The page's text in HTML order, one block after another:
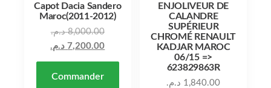
Capot Dacia Sandero
Maroc(2011-2012)
8,000.00 د.م.
7,200.00 د.م. Le prix actuel est : 7,200.00 د.م..
Commander
ENJOLIVEUR DE
CALANDRE
SUPÉRIEUR
CHROMÉ RENAULT
KADJAR MAROC
06/15 =>
623829863R
1,840.00 د.م.